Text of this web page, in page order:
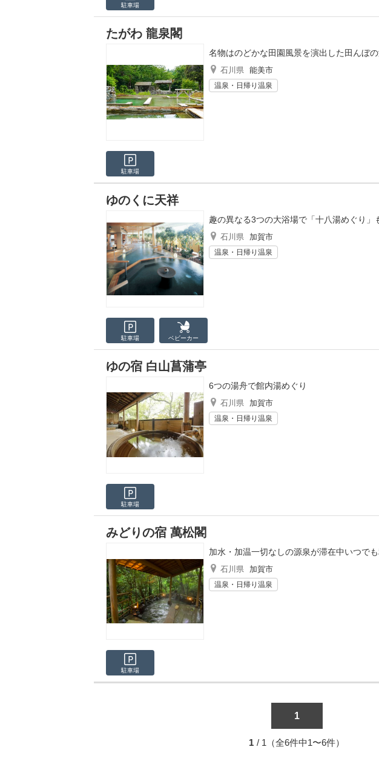
駐車場
たがわ 龍泉閣
名物はのどかな田園風景を演出した田んぼ
石川県 能美市
温泉・日帰り温泉
駐車場
ゆのくに天祥
趣の異なる3つの大浴場で「十八湯めぐり」
石川県 加賀市
温泉・日帰り温泉
駐車場 ベビーカー
ゆの宿 白山菖蒲亭
6つの湯舟で館内湯めぐり
石川県 加賀市
温泉・日帰り温泉
駐車場
みどりの宿 萬松閣
加水・加温一切なしの源泉が滞在中いつで
石川県 加賀市
温泉・日帰り温泉
駐車場
1
1 / 1（全6件中1〜6件）